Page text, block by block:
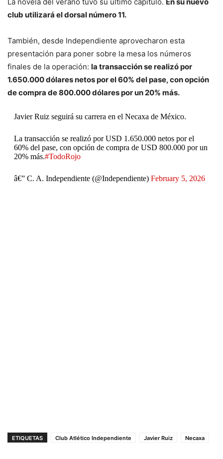
club utilizará el dorsal número 11.
También, desde Independiente aprovecharon esta
presentación para poner sobre la mesa los números
finales de la operación: la transacción se realizó por
1.650.000 dólares netos por el 60% del pase, con opción
de compra de 800.000 dólares por un 20% más.
Javier Ruiz seguirá su carrera en el Necaxa de México.
La transacción se realizó por USD 1.650.000 netos por el
60% del pase, con opción de compra de USD 800.000 por un
20% más.#TodoRojo
â€” C. A. Independiente (@Independiente) February 5, 2026
ETIQUETAS Club Atlético Independiente Javier Ruiz Necaxa